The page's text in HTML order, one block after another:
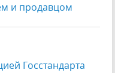
и продавцом
Госстандарта